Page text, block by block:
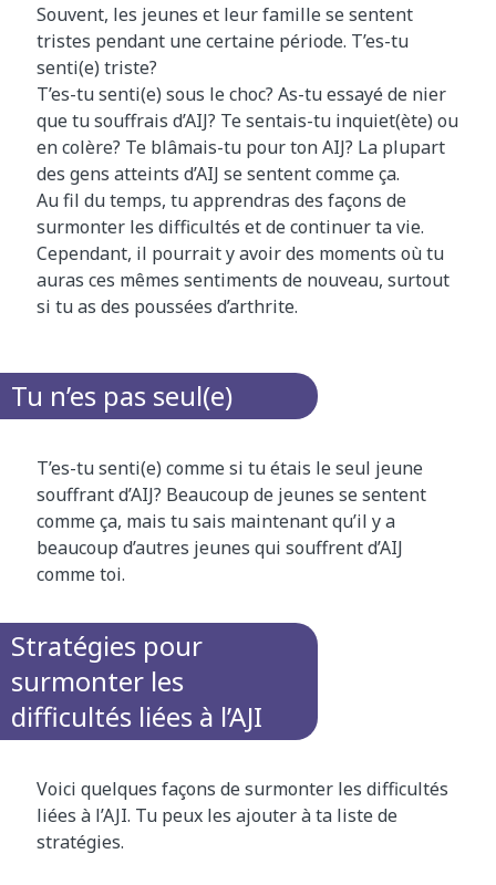
Souvent, les jeunes et leur famille se sentent
tristes pendant une certaine période. T’es-tu
senti(e) triste?
T’es-tu senti(e) sous le choc? As-tu essayé de nier
que tu souffrais d’AIJ? Te sentais-tu inquiet(ète) ou
en colère? Te blâmais-tu pour ton AIJ? La plupart
des gens atteints d’AIJ se sentent comme ça.
Au fil du temps, tu apprendras des façons de
surmonter les difficultés et de continuer ta vie.
Cependant, il pourrait y avoir des moments où tu
auras ces mêmes sentiments de nouveau, surtout
si tu as des poussées d’arthrite.
Tu n’es pas seul(e)
T’es-tu senti(e) comme si tu étais le seul jeune
souffrant d’AIJ? Beaucoup de jeunes se sentent
comme ça, mais tu sais maintenant qu’il y a
beaucoup d’autres jeunes qui souffrent d’AIJ
comme toi.
Stratégies pour
surmonter les
difficultés liées à l’AJI
Voici quelques façons de surmonter les difficultés
liées à l’AJI. Tu peux les ajouter à ta liste de
stratégies.